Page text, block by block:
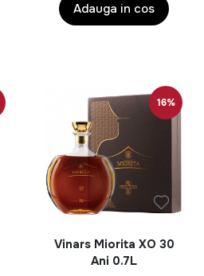
Adauga in cos
16%
Vinars Miorita XO 30
Ani 0.7L